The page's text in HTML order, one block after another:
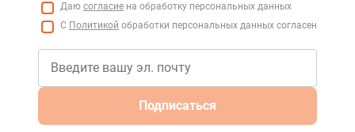
Даю согласие на обработку персональных данных
С Политикой обработки персональных данных согласен
Подписаться